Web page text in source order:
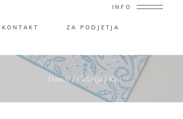
KONTAKT ZA PODJETJA
INFO
Domov/Galerija/ krst